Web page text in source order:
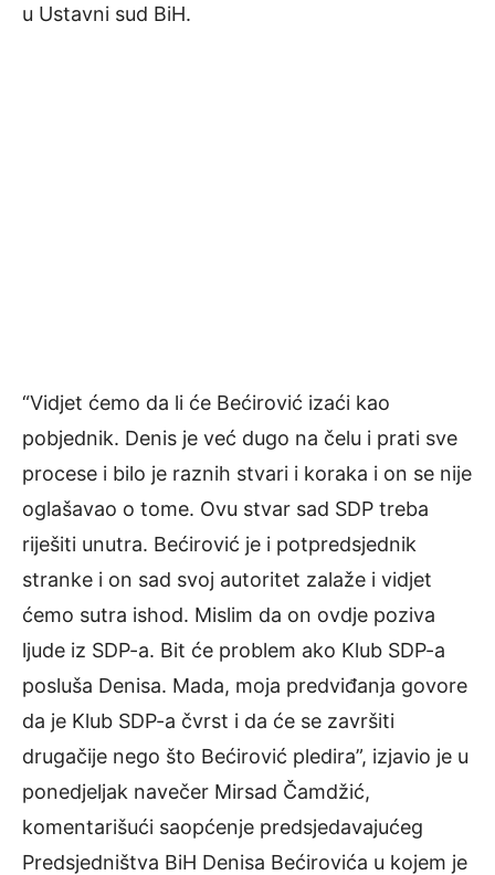
u Ustavni sud BiH.
“Vidjet ćemo da li će Bećirović izaći kao
pobjednik. Denis je već dugo na čelu i prati sve
procese i bilo je raznih stvari i koraka i on se nije
oglašavao o tome. Ovu stvar sad SDP treba
riješiti unutra. Bećirović je i potpredsjednik
stranke i on sad svoj autoritet zalaže i vidjet
ćemo sutra ishod. Mislim da on ovdje poziva
ljude iz SDP-a. Bit će problem ako Klub SDP-a
posluša Denisa. Mada, moja predviđanja govore
da je Klub SDP-a čvrst i da će se završiti
drugačije nego što Bećirović pledira”, izjavio je u
ponedjeljak navečer Mirsad Čamdžić,
komentarišući saopćenje predsjedavajućeg
Predsjedništva BiH Denisa Bećirovića u kojem je